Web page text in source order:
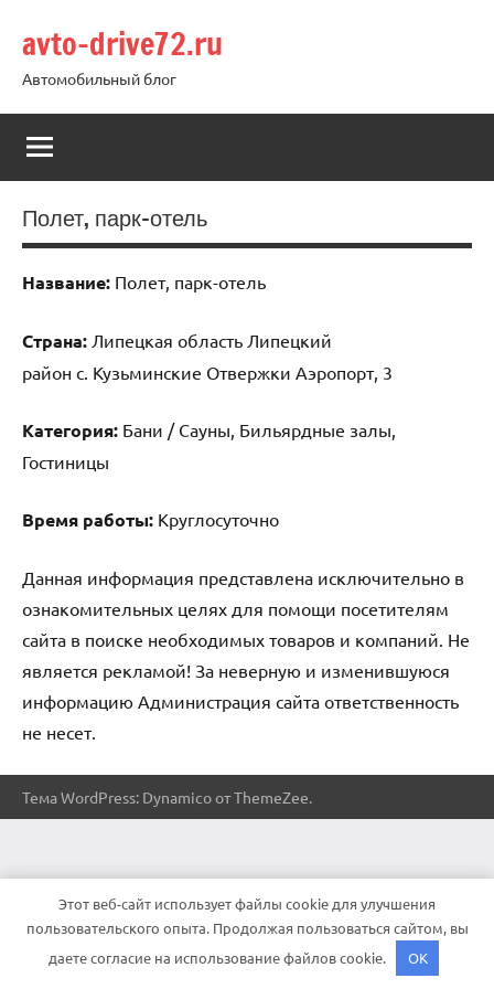
содержимому
avto-drive72.ru
Автомобильный блог
Полет, парк-отель
Название: Полет, парк-отель
Страна: Липецкая область Липецкий
район с. Кузьминские Отвержки Аэропорт, 3
Категория: Бани / Сауны, Бильярдные залы,
Гостиницы
Время работы: Круглосуточно
Данная информация представлена исключительно в
ознакомительных целях для помощи посетителям
сайта в поиске необходимых товаров и компаний. Не
является рекламой! За неверную и изменившуюся
информацию Администрация сайта ответственность
не несет.
Тема WordPress: Dynamico от ThemeZee.
Этот веб-сайт использует файлы cookie для улучшения
пользовательского опыта. Продолжая пользоваться сайтом, вы
даете согласие на использование файлов cookie.
OK